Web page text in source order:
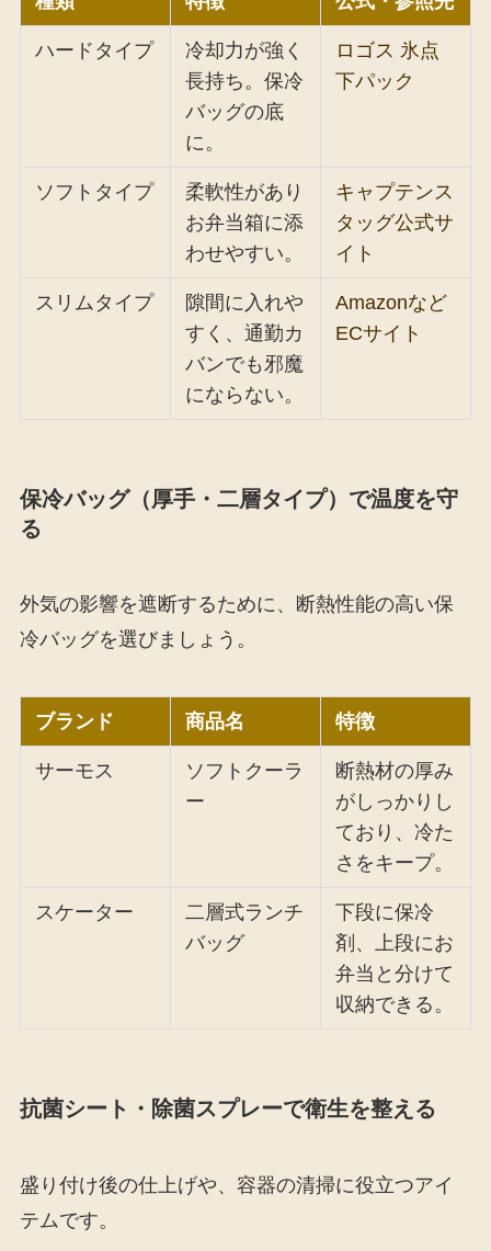
ハードタイプ
冷却力が強く
長持ち。保冷
バッグの底
に。
ロゴス 氷点
下パック
ソフトタイプ
柔軟性があり
お弁当箱に添
わせやすい。
キャプテンス
タッグ公式サ
イト
スリムタイプ
隙間に入れや
すく、通勤カ
バンでも邪魔
にならない。
Amazonなど
ECサイト
保冷バッグ（厚手・二層タイプ）で温度を守
る
外気の影響を遮断するために、断熱性能の高い保
冷バッグを選びましょう。
ブランド 商品名 特徴
サーモス
ソフトクーラ
ー
断熱材の厚み
がしっかりし
ており、冷た
さをキープ。
スケーター
二層式ランチ
バッグ
下段に保冷
剤、上段にお
弁当と分けて
収納できる。
抗菌シート・除菌スプレーで衛生を整える
盛り付け後の仕上げや、容器の清掃に役立つアイ
テムです。